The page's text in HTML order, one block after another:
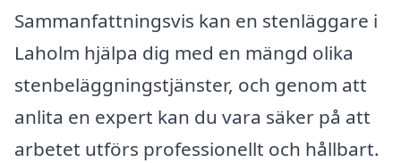
Sammanfattningsvis kan en stenläggare i
Laholm hjälpa dig med en mängd olika
stenbeläggningstjänster, och genom att
anlita en expert kan du vara säker på att
arbetet utförs professionellt och hållbart.